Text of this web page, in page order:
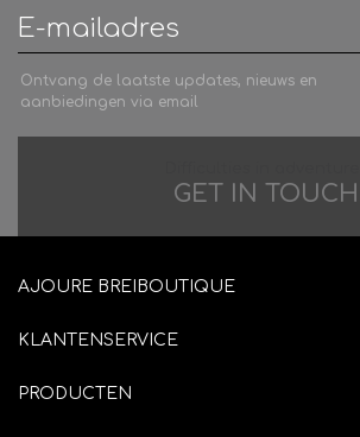
Ontvang de laatste updates, nieuws en
aanbiedingen via email
GET IN TOUCH
AJOURE BREIBOUTIQUE
KLANTENSERVICE
PRODUCTEN